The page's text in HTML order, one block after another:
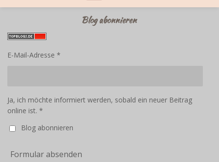
Blog abonnieren
E-Mail-Adresse *
Ja, ich möchte informiert werden, sobald ein neuer Beitrag
online ist. *
Blog abonnieren
Formular absenden